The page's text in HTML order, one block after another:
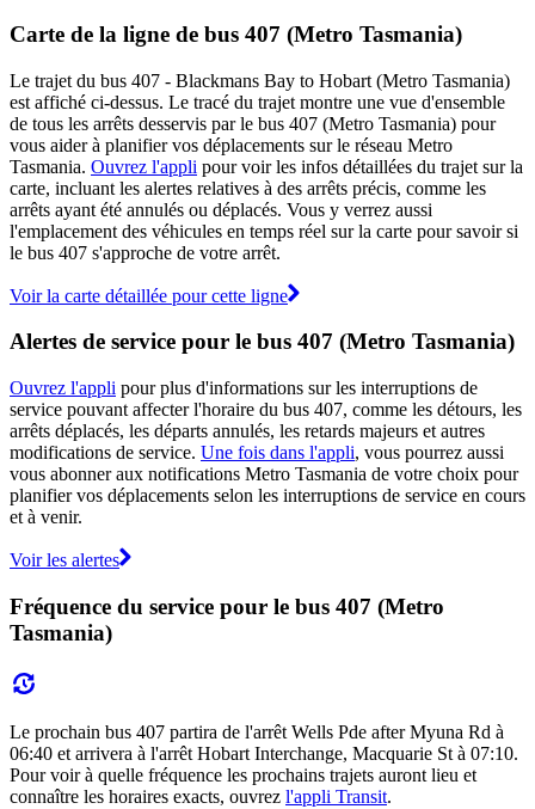
Carte de la ligne de bus 407 (Metro Tasmania)
Le trajet du bus 407 - Blackmans Bay to Hobart (Metro Tasmania)
est affiché ci-dessus. Le tracé du trajet montre une vue d'ensemble
de tous les arrêts desservis par le bus 407 (Metro Tasmania) pour
vous aider à planifier vos déplacements sur le réseau Metro
Tasmania. Ouvrez l'appli pour voir les infos détaillées du trajet sur la
carte, incluant les alertes relatives à des arrêts précis, comme les
arrêts ayant été annulés ou déplacés. Vous y verrez aussi
l'emplacement des véhicules en temps réel sur la carte pour savoir si
le bus 407 s'approche de votre arrêt.
Voir la carte détaillée pour cette ligne
Alertes de service pour le bus 407 (Metro Tasmania)
Ouvrez l'appli pour plus d'informations sur les interruptions de
service pouvant affecter l'horaire du bus 407, comme les détours, les
arrêts déplacés, les départs annulés, les retards majeurs et autres
modifications de service. Une fois dans l'appli, vous pourrez aussi
vous abonner aux notifications Metro Tasmania de votre choix pour
planifier vos déplacements selon les interruptions de service en cours
et à venir.
Voir les alertes
Fréquence du service pour le bus 407 (Metro
Tasmania)
Le prochain bus 407 partira de l'arrêt Wells Pde after Myuna Rd à
06:40 et arrivera à l'arrêt Hobart Interchange, Macquarie St à 07:10.
Pour voir à quelle fréquence les prochains trajets auront lieu et
connaître les horaires exacts, ouvrez l'appli Transit.